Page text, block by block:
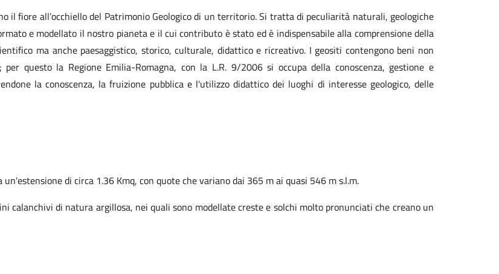
il fiore all’occhiello del Patrimonio Geologico di un territorio. Si tratta di peculiarità naturali, geologiche
e modellato il nostro pianeta e il cui contributo è stato ed è indispensabile alla comprensione della
ma anche paesaggistico, storico, culturale, didattico e ricreativo. I geositi contengono beni non
questo la Regione Emilia-Romagna, con la L.R. 9/2006 si occupa della conoscenza, gestione e
la conoscenza, la fruizione pubblica e l'utilizzo didattico dei luoghi di interesse geologico, delle
di circa 1.36 Kmq, con quote che variano dai 365 m ai quasi 546 m s.l.m.
calanchivi di natura argillosa, nei quali sono modellate creste e solchi molto pronunciati che creano un